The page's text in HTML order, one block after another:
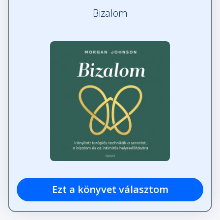
Közös belső erőforrás
6. fejezet: Az intimitás elmélyítése
Fejezet hossza: 00:09:26
A szerelem feltérképezésének
Fejezet hossza: 00:07:09
Szállj le a fékről, és nyomd a gázt!
Fejezet hossza: 00:07:42
Önempátia és szex
Bizalom
Ezt a könyvet választom